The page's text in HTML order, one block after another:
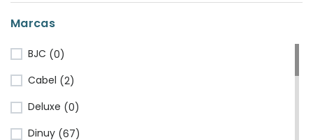
Marcas
BJC (0)
Cabel (2)
Deluxe (0)
Dinuy (67)